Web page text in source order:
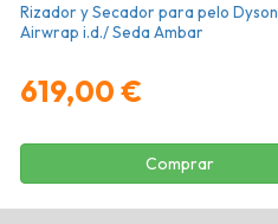
Rizador y Secador para pelo Dyson
Airwrap i.d./ Seda Ambar
619,00 €
Comprar